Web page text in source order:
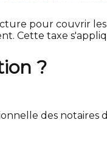
pour couvrir
Cette taxe
?
des notaires